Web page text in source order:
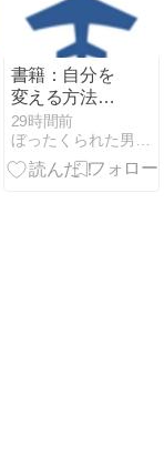
書籍：自分を
変える方法よ
り「いやでも
やる気が出
る」
29時間前